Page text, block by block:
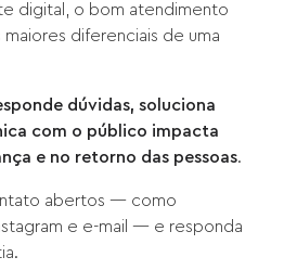
digital, o bom atendimento
diferenciais de uma
dúvidas, soluciona
com o público impacta
e no retorno das pessoas.
abertos — como
e e-mail — e responda